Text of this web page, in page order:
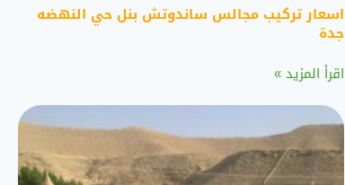
اسعار تركيب مجالس ساندوتش بنل حي النهضه
جدة
اقرأ المزيد »